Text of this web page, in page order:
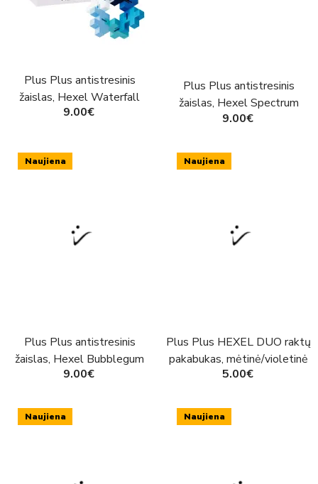
Plus Plus antistresinis
žaislas, Hexel Waterfall
9.00€
Plus Plus antistresinis
žaislas, Hexel Spectrum
9.00€
Naujiena
Plus Plus antistresinis
žaislas, Hexel Bubblegum
9.00€
Naujiena
Plus Plus HEXEL DUO raktų
pakabukas, mėtinė/violetinė
5.00€
Naujiena Naujiena